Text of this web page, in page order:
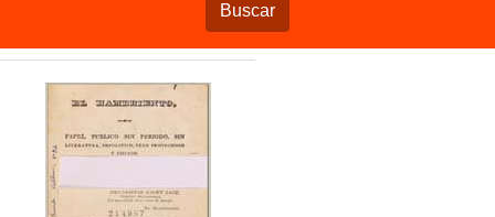
Buscar